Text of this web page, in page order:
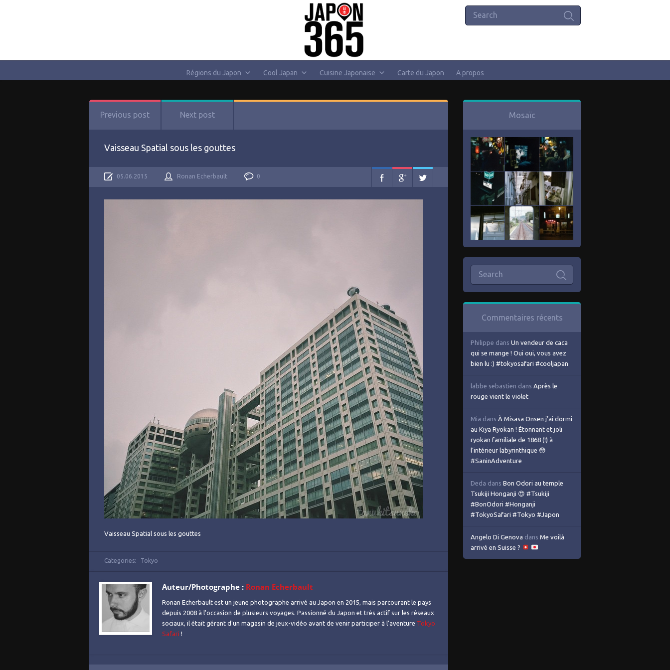
Régions du Japon Cool Japan Cuisine Japonaise Carte du Japon A propos
Previous post Next post
Vaisseau Spatial sous les gouttes
05.06.2015 Ronan Echerbault 0
Vaisseau Spatial sous les gouttes
Categories: Tokyo
Auteur/Photographe : Ronan Echerbault
Ronan Echerbault est un jeune photographe arrivé au Japon en 2015, mais parcourant le pays
depuis 2008 à l'occasion de plusieurs voyages. Passionné du Japon et très actif sur les réseaux
sociaux, il était gérant d'un magasin de jeux-vidéo avant de venir participer à l'aventure Tokyo
Safari !
Mosaïc
Commentaires récents
Philippe dans Un vendeur de caca
qui se mange ! Oui oui, vous avez
bien lu :) #tokyosafari #cooljapan
labbe sebastien dans Après le
rouge vient le violet
Mia dans À Misasa Onsen j’ai dormi
au Kiya Ryokan ! Étonnant et joli
ryokan familiale de 1868 (!) à
l’intérieur labyrinthique 😳
#SaninAdventure
Deda dans Bon Odori au temple
Tsukiji Honganji 😍 #Tsukiji
#BonOdori #Honganji
#TokyoSafari #Tokyo #Japon
Angelo Di Genova dans Me voilà
arrivé en Suisse ?